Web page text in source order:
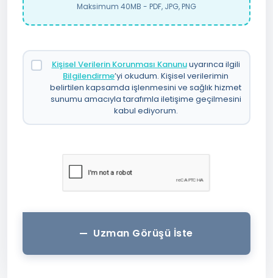
Maksimum 40MB - PDF, JPG, PNG
Kişisel Verilerin Korunması Kanunuuyarınca ilgili
Bilgilendirme’yi okudum. Kişisel verilerimin
belirtilen kapsamda işlenmesini ve sağlık hizmet
sunumu amacıyla tarafımla iletişime geçilmesini
kabul ediyorum.
Uzman Görüşü İste